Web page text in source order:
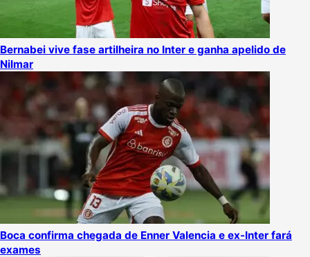
Bernabei vive fase artilheira no Inter e ganha apelido de
Nilmar
Boca confirma chegada de Enner Valencia e ex-Inter fará
exames